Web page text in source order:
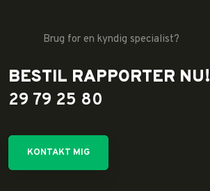
Brug for en kyndig specialist?
BESTIL RAPPORTER NU!
29 79 25 80
KONTAKT MIG​